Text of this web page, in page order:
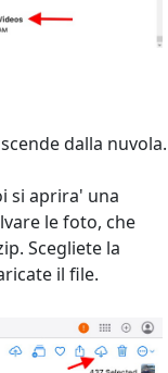
dalla nuvola.
si aprira' una
le foto, che
Scegliete la
il file.